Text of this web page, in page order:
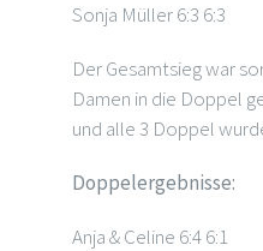
Sonja Müller 6:3 6:3
Der Gesamtsieg war
Damen in die Doppel
und alle 3 Doppel
Doppelergebnisse:
Anja & Celine 6:4 6:1